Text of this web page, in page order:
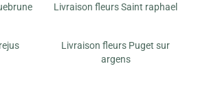
Livraison fleurs Saint raphael
Livraison fleurs Puget sur
argens